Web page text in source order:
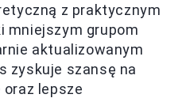
z praktycznym
mniejszym grupom
aktualizowanym
zyskuje szansę na
lepsze